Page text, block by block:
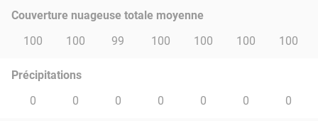
Couverture nuageuse totale moyenne
100
100 99 100 100 100 100
Précipitations
0
0 0 0 0 0 0